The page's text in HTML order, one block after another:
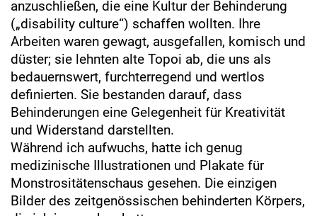
anzuschließen, die eine Kultur der Behinderung
(„disability culture“) schaffen wollten. Ihre
Arbeiten waren gewagt, ausgefallen, komisch und
düster; sie lehnten alte Topoi ab, die uns als
bedauernswert, furchterregend und wertlos
definierten. Sie bestanden darauf, dass
Behinderungen eine Gelegenheit für Kreativität
und Widerstand darstellten.
Während ich aufwuchs, hatte ich genug
medizinische Illustrationen und Plakate für
Monstrositätenschaus gesehen. Die einzigen
Bilder des zeitgenössischen behinderten Körpers,